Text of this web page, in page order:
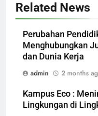
Related News
Perubahan
Menghubungkan
dan Dunia Kerja
admin
2 months
Kampus Eco :
Lingkungan di